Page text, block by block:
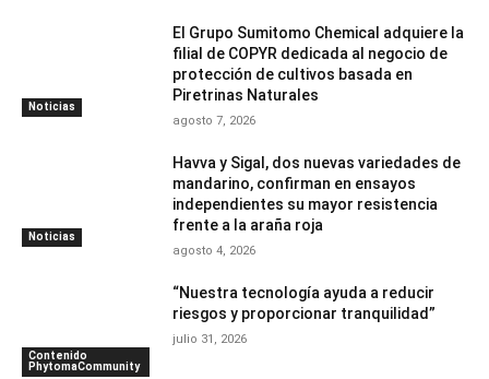
Noticias
El Grupo Sumitomo Chemical adquiere la
filial de COPYR dedicada al negocio de
protección de cultivos basada en
Piretrinas Naturales
agosto 7, 2026
Noticias
Havva y Sigal, dos nuevas variedades de
mandarino, confirman en ensayos
independientes su mayor resistencia
frente a la araña roja
agosto 4, 2026
Contenido
PhytomaCommunity
“Nuestra tecnología ayuda a reducir
riesgos y proporcionar tranquilidad”
julio 31, 2026